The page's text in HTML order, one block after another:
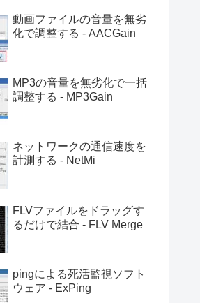
動画ファイルの音量を無劣
化で調整する - AACGain
MP3の音量を無劣化で一括
調整する - MP3Gain
ネットワークの通信速度を
計測する - NetMi
FLVファイルをドラッグす
るだけで結合 - FLV Merge
pingによる死活監視ソフト
ウェア - ExPing